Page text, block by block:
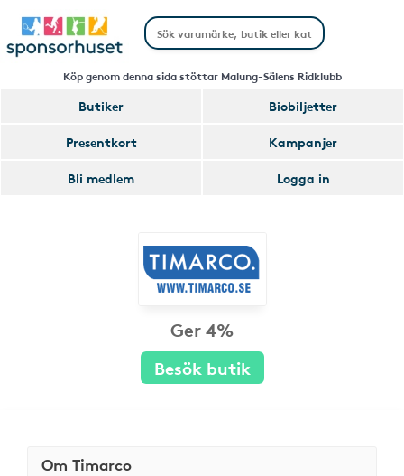
Köp genom denna sida stöttar Malung-Sälens Ridklubb
Butiker
Biobiljetter
Presentkort
Kampanjer
Bli medlem
Logga in
Ger 4%
Besök butik
Om Timarco